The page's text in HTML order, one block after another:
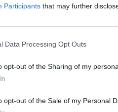
Participants that may further
Data Processing Opt Outs
opt-out of the Sharing of my
opt-out of the Sale of my Personal